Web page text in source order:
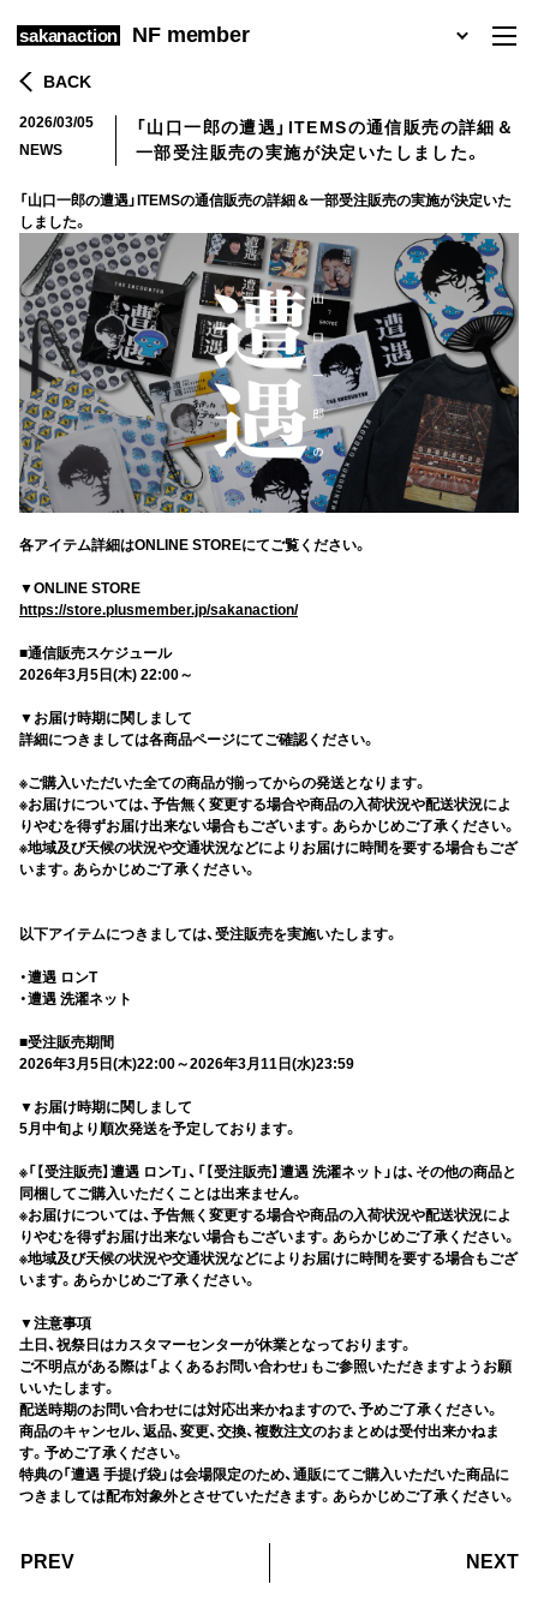
sakanaction NF member
BACK
2026/03/05
NEWS
「山口一郎の遭遇」ITEMSの通信販売の詳細＆
一部受注販売の実施が決定いたしました。
「山口一郎の遭遇」ITEMSの通信販売の詳細＆一部受注販売の実施が決定いた
しました。
各アイテム詳細はONLINE STOREにてご覧ください。
▼ONLINE STORE
https://store.plusmember.jp/sakanaction/
■通信販売スケジュール
2026年3月5日(木) 22:00～
▼お届け時期に関しまして
詳細につきましては各商品ページにてご確認ください。
※ご購入いただいた全ての商品が揃ってからの発送となります。
※お届けについては、予告無く変更する場合や商品の入荷状況や配送状況によ
りやむを得ずお届け出来ない場合もございます。あらかじめご了承ください。
※地域及び天候の状況や交通状況などによりお届けに時間を要する場合もござ
います。あらかじめご了承ください。
以下アイテムにつきましては、受注販売を実施いたします。
・遭遇 ロンT
・遭遇 洗濯ネット
■受注販売期間
2026年3月5日(木)22:00～2026年3月11日(水)23:59
▼お届け時期に関しまして
5月中旬より順次発送を予定しております。
※「【受注販売】遭遇 ロンT」、「【受注販売】遭遇 洗濯ネット」は、その他の商品と
同梱してご購入いただくことは出来ません。
※お届けについては、予告無く変更する場合や商品の入荷状況や配送状況によ
りやむを得ずお届け出来ない場合もございます。あらかじめご了承ください。
※地域及び天候の状況や交通状況などによりお届けに時間を要する場合もござ
います。あらかじめご了承ください。
▼注意事項
土日、祝祭日はカスタマーセンターが休業となっております。
ご不明点がある際は「よくあるお問い合わせ」もご参照いただきますようお願
いいたします。
配送時期のお問い合わせには対応出来かねますので、予めご了承ください。
商品のキャンセル、返品、変更、交換、複数注文のおまとめは受付出来かねま
す。予めご了承ください。
特典の「遭遇 手提げ袋」は会場限定のため、通販にてご購入いただいた商品に
つきましては配布対象外とさせていただきます。あらかじめご了承ください。
PREV NEXT